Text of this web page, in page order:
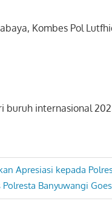
Kombes Pol
buruh internasional
Apresiasi kepada
Banyuwangi